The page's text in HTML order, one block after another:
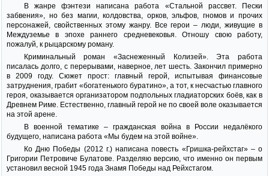
В жанре фэнтези написана работа «Стальной рассвет. Пески
забвения», но без магии, колдовства, орков, эльфов, гномов и прочих
персонажей, свойственных этому жанру. Все герои – люди, живущие в
Междуземье в эпохе раннего средневековья. Отношу свою работу,
пожалуй, к рыцарскому роману.
Криминальный роман «Заснеженный Колизей». Эта работа
писалась долго, с перерывами, наверное, лет шесть. Закончил примерно
в 2009 году. Сюжет прост: главный герой, испытывая финансовые
затруднения, грабит «богатенького буратино», а тот, к несчастью главного
героя, оказывается организатором подпольных гладиаторских боёв, как в
Древнем Риме. Естественно, главный герой не по своей воле оказывается
на этой арене.
В военной тематике – гражданская война в России недалёкого
будущего, написана работа «Мы будем на этой войне».
Ко Дню Победы (2012 г.) написана повесть «Гришка-рейхстаг» – о
Григории Петровиче Булатове. Разделяю версию, что именно он первым
установил весной 1945 года Знамя Победы над Рейхстагом.